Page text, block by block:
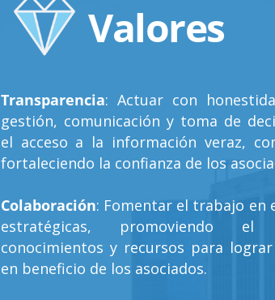
Valores
Transparencia: Actuar con
gestión, comunicación y toma de
el acceso a la información veraz,
fortaleciendo la confianza de los
Colaboración: Fomentar el trabajo en
estratégicas, promoviendo
conocimientos y recursos para
en beneficio de los asociados.